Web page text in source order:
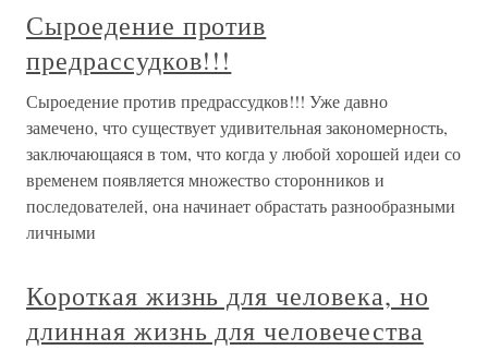
Сыроедение против
предрассудков!!!
Сыроедение против предрассудков!!! Уже давно
замечено, что существует удивительная закономерность,
заключающаяся в том, что когда у любой хорошей идеи со
временем появляется множество сторонников и
последователей, она начинает обрастать разнообразными
личными
Короткая жизнь для человека, но
длинная жизнь для человечества